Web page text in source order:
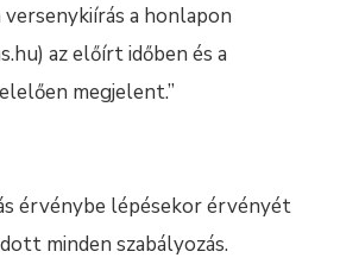
a honlapon
az előírt időben és a
megjelent.”
érvénybe lépésekor érvényét
minden szabályozás.